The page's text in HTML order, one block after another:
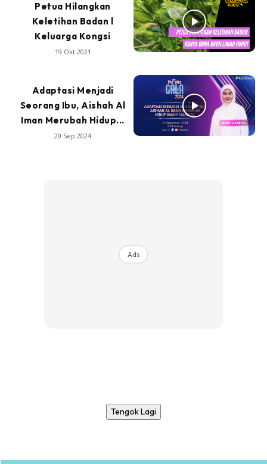
Petua Hilangkan
Keletihan Badan l
Keluarga Kongsi
19 Okt 2021
Adaptasi Menjadi
Seorang Ibu, Aishah Al
Iman Merubah Hidup...
20 Sep 2024
Ads
Tengok Lagi